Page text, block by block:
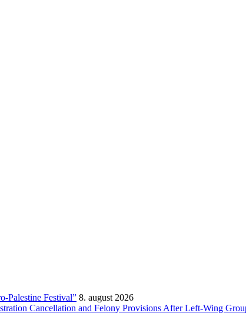
Palestine Festival” 8. august 2026
Cancellation and Felony Provisions After Left-Wing